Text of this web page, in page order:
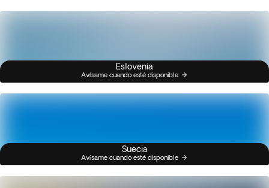
Eslovenia
Avísame cuando esté disponible
Suecia
Avísame cuando esté disponible